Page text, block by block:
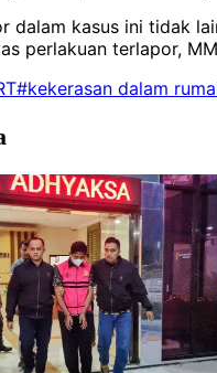
dalam kasus ini tidak
perlakuan terlapor,
#kekerasan dalam